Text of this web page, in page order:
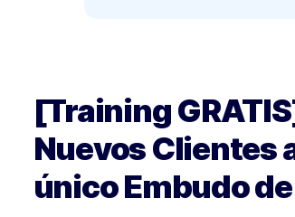
[Training
Nuevos Clientes
único Embudo